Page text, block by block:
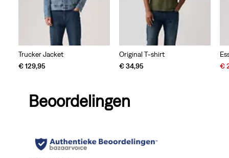
Trucker Jacket
€ 129,95
Original T-shirt
€ 34,95
€
Beoordelingen